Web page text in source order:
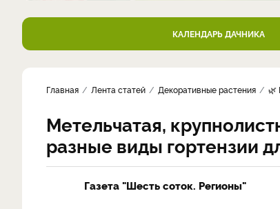
КАЛЕНДАРЬ ДАЧНИКА
Главная Лента статей Декоративные растения 🌿
Метельчатая,
разные виды гортензии
Газета "Шесть соток. Регионы"